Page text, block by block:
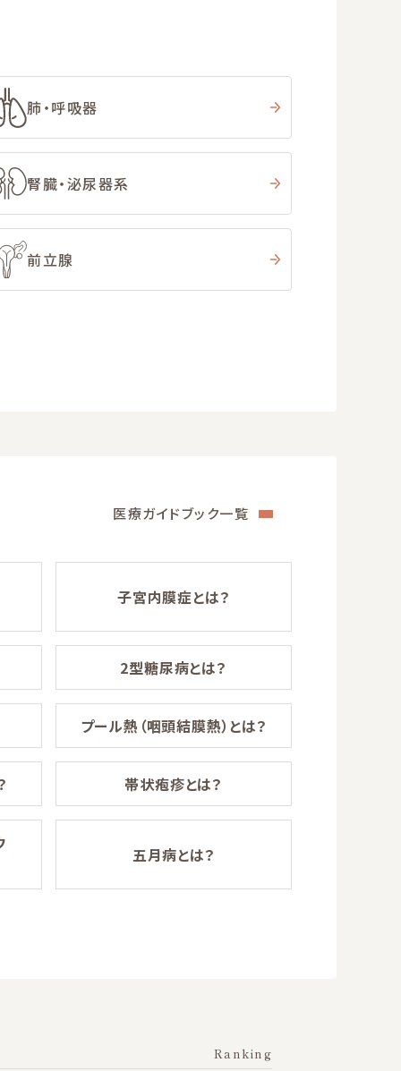
肺・呼吸器
腎臓・泌尿器系
前立腺
医療ガイドブック一覧
子宮内膜症とは？
2型糖尿病とは？
プール熱（咽頭結膜熱）とは？
帯状疱疹とは？
五月病とは？
Ranking